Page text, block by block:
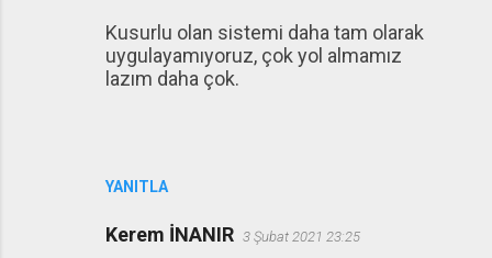
Kusurlu olan sistemi daha tam olarak
uygulayamıyoruz, çok yol almamız
lazım daha çok.
YANITLA
Kerem İNANIR 3 Şubat 2021 23:25